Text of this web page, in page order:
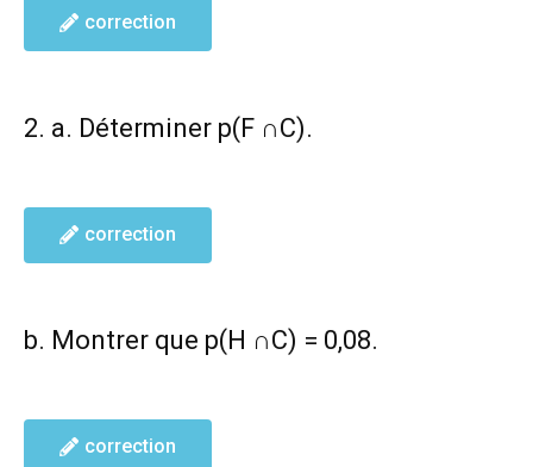
correction
2. a. Déterminer p(F ∩C).
correction
b. Montrer que p(H ∩C) = 0,08.
correction